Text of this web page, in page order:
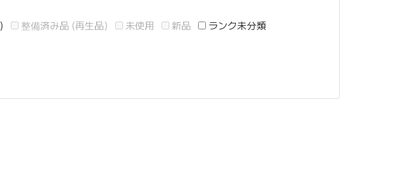
整備済み品 (再生品) 未使用 新品
ランク未分類